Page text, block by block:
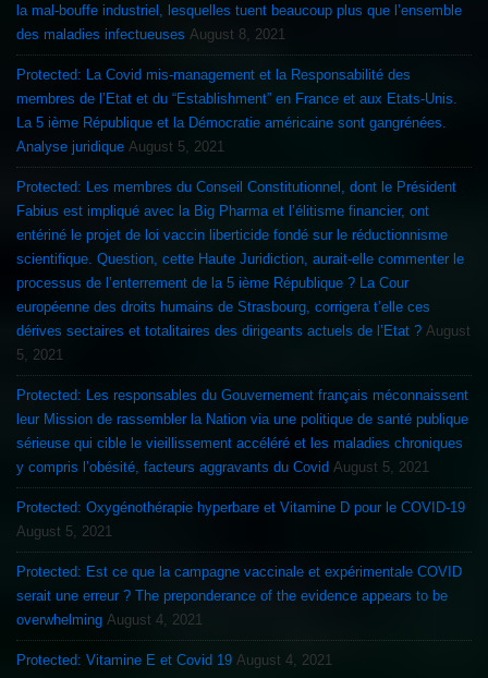
la mal-bouffe industriel, lesquelles tuent beaucoup plus que l’ensemble
des maladies infectueuses August 8, 2021
Protected: La Covid mis-management et la Responsabilité des
membres de l’Etat et du “Establishment” en France et aux Etats-Unis.
La 5 ième République et la Démocratie américaine sont gangrénées.
Analyse juridique August 5, 2021
Protected: Les membres du Conseil Constitutionnel, dont le Président
Fabius est impliqué avec la Big Pharma et l’élitisme financier, ont
entériné le projet de loi vaccin liberticide fondé sur le réductionnisme
scientifique. Question, cette Haute Juridiction, aurait-elle commenter le
processus de l’enterrement de la 5 ième République ? La Cour
européenne des droits humains de Strasbourg, corrigera t’elle ces
dérives sectaires et totalitaires des dirigeants actuels de l’Etat ? August
5, 2021
Protected: Les responsables du Gouvernement français méconnaissent
leur Mission de rassembler la Nation via une politique de santé publique
sérieuse qui cible le vieillissement accéléré et les maladies chroniques
y compris l’obésité, facteurs aggravants du Covid August 5, 2021
Protected: Oxygénothérapie hyperbare et Vitamine D pour le COVID-19
August 5, 2021
Protected: Est ce que la campagne vaccinale et expérimentale COVID
serait une erreur ? The preponderance of the evidence appears to be
overwhelming August 4, 2021
Protected: Vitamine E et Covid 19 August 4, 2021